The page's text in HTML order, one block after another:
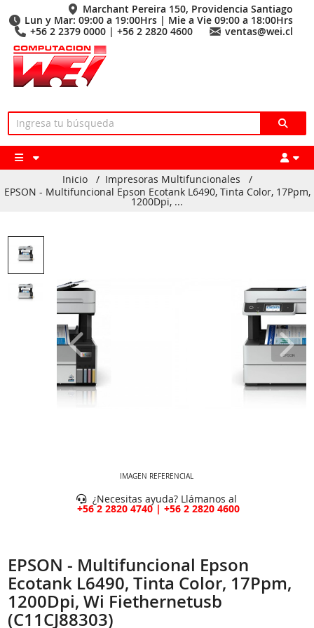
Marchant Pereira 150, Providencia Santiago
Lun y Mar: 09:00 a 19:00Hrs | Mie a Vie 09:00 a 18:00Hrs
+56 2 2379 0000 | +56 2 2820 4600
ventas@wei.cl
Inicio / Impresoras Multifuncionales
/
EPSON - Multifuncional Epson Ecotank L6490, Tinta Color, 17Ppm,
1200Dpi, ...
IMAGEN REFERENCIAL
¿Necesitas ayuda? Llámanos al
+56 2 2820 4740 | +56 2 2820 4600
EPSON - Multifuncional Epson
Ecotank L6490, Tinta Color, 17Ppm,
1200Dpi, Wi Fiethernetusb
(C11CJ88303)